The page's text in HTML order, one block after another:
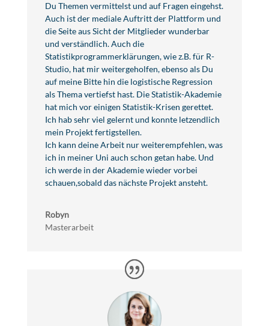
Du Themen vermittelst und auf Fragen eingehst.
Auch ist der mediale Auftritt der Plattform und
die Seite aus Sicht der Mitglieder wunderbar
und verständlich. Auch die
Statistikprogrammerklärungen, wie z.B. für R-
Studio, hat mir weitergeholfen, ebenso als Du
auf meine Bitte hin die logistische Regression
als Thema vertiefst hast. Die Statistik-Akademie
hat mich vor einigen Statistik-Krisen gerettet.
Ich hab sehr viel gelernt und konnte letzendlich
mein Projekt fertigstellen.
Ich kann deine Arbeit nur weiterempfehlen, was
ich in meiner Uni auch schon getan habe. Und
ich werde in der Akademie wieder vorbei
schauen,sobald das nächste Projekt ansteht.
Robyn
Masterarbeit